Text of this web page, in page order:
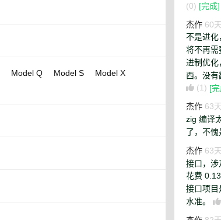
Model Q Model S
Model X
(0) [完成]
杰作 60
不是进化
将不再需
进制优化
西。没有
(1) [
杰作 63
zig 编译
了，不愧
杰作 63
接口，涉
花费
接口项目
水准。